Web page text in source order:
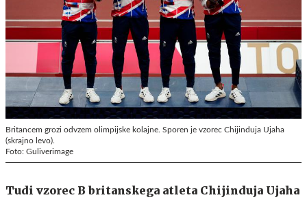
Britancem grozi odvzem olimpijske kolajne. Sporen je vzorec Chijinduja Ujaha
(skrajno levo).
Foto: Guliverimage
Tudi vzorec B britanskega atleta Chijinduja Ujaha